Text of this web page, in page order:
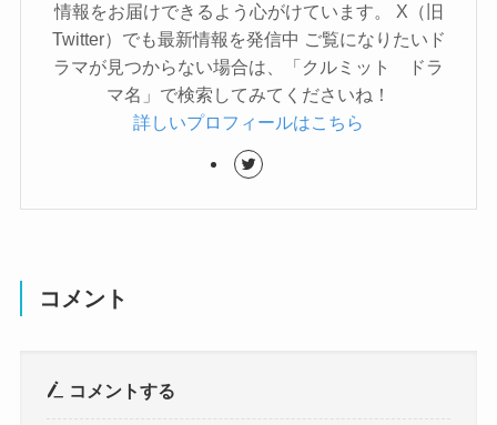
情報をお届けできるよう心がけています。 X（旧
Twitter）でも最新情報を発信中 ご覧になりたいド
ラマが見つからない場合は、「クルミット ドラ
マ名」で検索してみてくださいね！
詳しいプロフィールはこちら
コメント
コメントする